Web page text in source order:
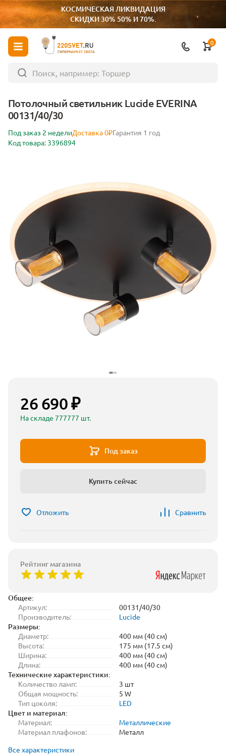
КОСМИЧЕСКАЯ ЛИКВИДАЦИЯ
СКИДКИ 30% 50% И 70%.
ГИПЕРМАРКЕТ СВЕТА
0
Потолочный светильник Lucide EVERINA
00131/40/30
Под заказ 2 неделиДоставка 0₽Гарантия 1 год
Код товара: 3396894
Общее:
Артикул:
00131/40/30
Производитель:
Lucide
Размеры:
Диаметр:
400 мм (40 см)
Высота:
175 мм (17.5 см)
Ширина:
400 мм (40 см)
Длина:
400 мм (40 см)
Технические характеристики:
Количество ламп:
3 шт
Общая мощность:
5 W
Тип цоколя:
LED
Цвет и материал:
Материал:
Металлические
Материал плафонов:
Металл
Все характеристики
26 690 ₽
На складе 777777 шт.
Под заказ
Купить сейчас
Отложить Сравнить
Рейтинг магазина